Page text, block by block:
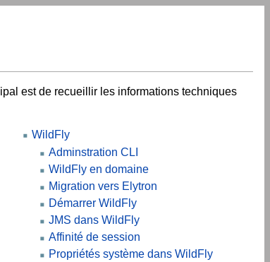
est de recueillir les informations techniques
WildFly
Adminstration CLI
WildFly en domaine
Migration vers Elytron
Démarrer WildFly
JMS dans WildFly
Affinité de session
Propriétés système dans WildFly